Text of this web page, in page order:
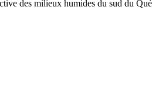
des milieux humides du sud du